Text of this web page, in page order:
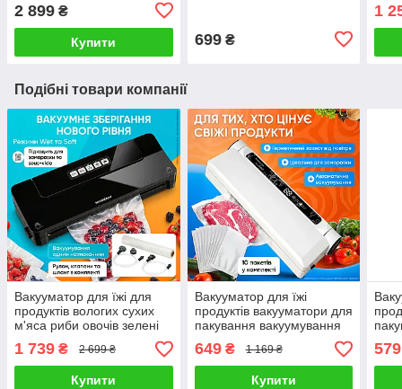
охолодженням шкіри 5
рівнями інтенсивності
2 899 ₴
Купити 699₴
1
Подібні товари компанії
Вакууматор для їжі для
продуктів вологих сухих
м'яса риби овочів зелені
вакуматор вакууматори
вакуумний побутовий
пакувальник
1 739 ₴ 2 699 ₴
Купити
Вакууматор для їжі
продуктів вакууматори для
пакування вакуумування
вакуматор побутовий
домашній автоматичний
649₴ 1 169 ₴
Купити
579